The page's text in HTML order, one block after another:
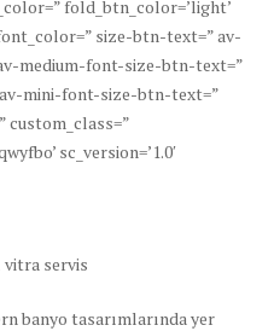
fold_btn_color=’light’
size-btn-text=” av-
medium-font-size-btn-text=”
mini-font-size-btn-text=”
custom_class=”
sc_version=’1.0′
vitra servis
banyo tasarımlarında yer